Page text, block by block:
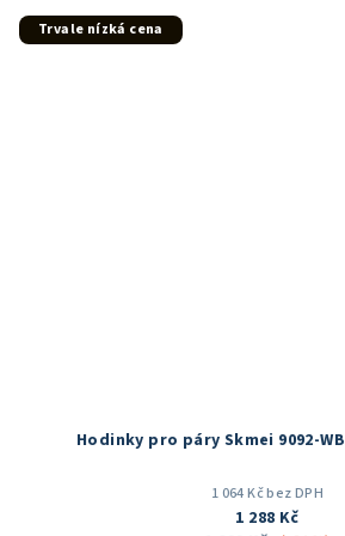
Trvale nízká cena
Hodinky pro páry Skmei 9092-WB
1 064 Kč bez DPH
1 288 Kč